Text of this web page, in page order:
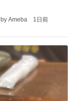
Ameba 1日前